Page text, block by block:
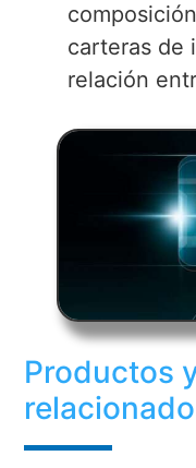
carteras de
relación
Productos